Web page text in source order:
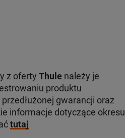
z oferty Thulenależy je
produktu
gwarancji oraz
informacje dotyczące okresu
tutaj